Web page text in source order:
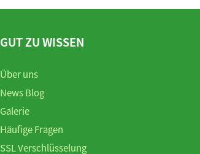
GUT ZU WISSEN
Über uns
News Blog
Galerie
Häufige Fragen
SSL Verschlüsselung